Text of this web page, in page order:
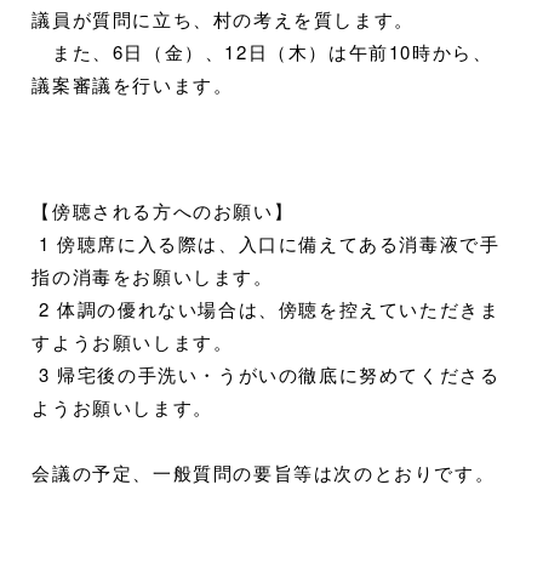
議員が質問に立ち、村の考えを質します。
また、6日（金）、12日（木）は午前10時から、
議案審議を行います。
【傍聴される方へのお願い】
1 傍聴席に入る際は、入口に備えてある消毒液で手
指の消毒をお願いします。
2 体調の優れない場合は、傍聴を控えていただきま
すようお願いします。
3 帰宅後の手洗い・うがいの徹底に努めてくださる
ようお願いします。
会議の予定、一般質問の要旨等は次のとおりです。